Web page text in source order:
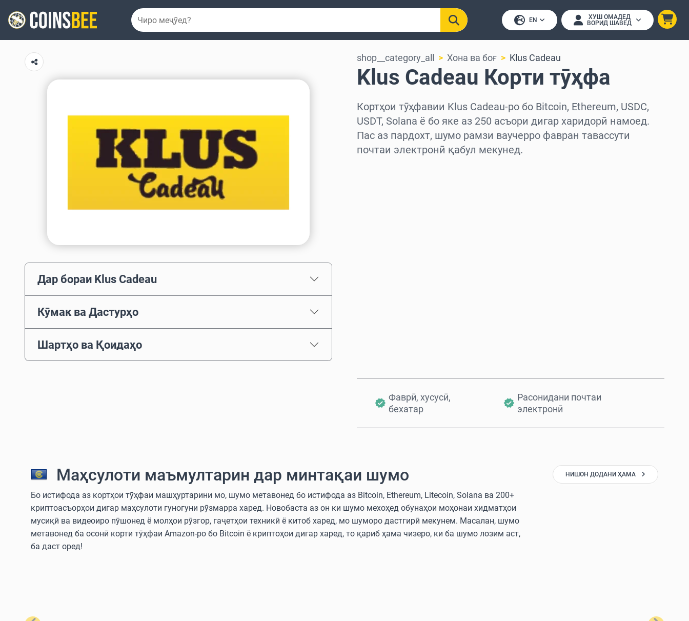
EN
ХУШ ОМАДЕД
ВОРИД ШАВЕД
Дар бораи Klus Cadeau
Кӯмак ва Дастурҳо
Шартҳо ва Қоидаҳо
shop__category_all Хона ва боғ Klus Cadeau
Klus Cadeau Корти тӯҳфа
Кортҳои тӯҳфавии Klus Cadeau-ро бо Bitcoin, Ethereum, USDC,
USDT, Solana ё бо яке аз 250 асъори дигар харидорӣ намоед.
Пас аз пардохт, шумо рамзи ваучерро фавран тавассути
почтаи электронӣ қабул мекунед.
Фаврӣ, хусусӣ,
бехатар
Расонидани почтаи
электронӣ
Маҳсулоти маъмултарин дар минтақаи шумо
Бо истифода аз кортҳои тӯҳфаи машҳуртарини мо, шумо метавонед бо истифода аз Bitcoin, Ethereum, Litecoin, Solana ва 200+
криптоасъорҳои дигар маҳсулоти гуногуни рӯзмарра харед. Новобаста аз он ки шумо мехоҳед обунаҳои моҳонаи хидматҳои
мусиқӣ ва видеоиро пӯшонед ё молҳои рӯзгор, гаҷетҳои техникӣ ё китоб харед, мо шуморо дастгирӣ мекунем. Масалан, шумо
метавонед ба осонӣ корти тӯҳфаи Amazon-ро бо Bitcoin ё криптоҳои дигар харед, то қариб ҳама чизеро, ки ба шумо лозим аст,
ба даст оред!
НИШОН ДОДАНИ ҲАМА